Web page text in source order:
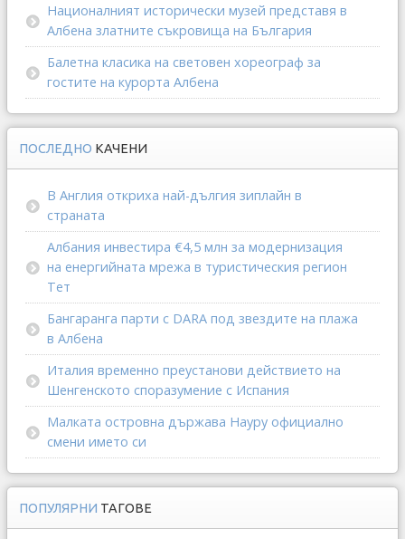
Националният исторически музей представя в
Албена златните съкровища на България
Балетна класика на световен хореограф за
гостите на курорта Албена
ПОСЛЕДНО КАЧЕНИ
В Англия откриха най-дългия зиплайн в
страната
Албания инвестира €4,5 млн за модернизация
на енергийната мрежа в туристическия регион
Тет
Бангаранга парти с DARA под звездите на плажа
в Албена
Италия временно преустанови действието на
Шенгенското споразумение с Испания
Малката островна държава Науру официално
смени името си
ПОПУЛЯРНИ ТАГОВЕ